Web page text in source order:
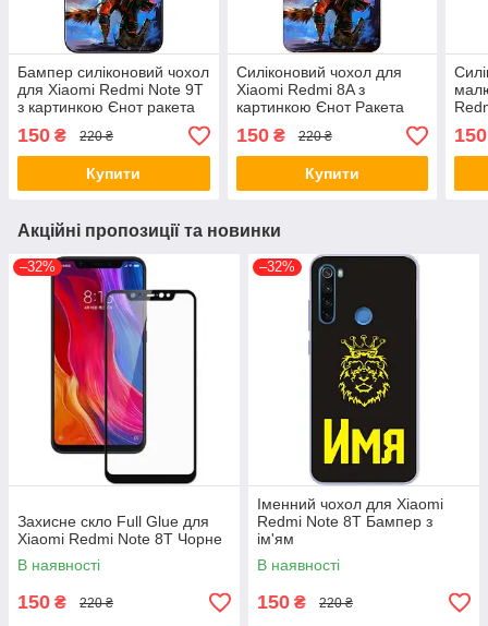
Бампер силіконовий чохол
для Xiaomi Redmi Note 9T
з картинкою Єнот ракета
150 ₴ 220 ₴
Купити
Силіконовий чохол для
Xiaomi Redmi 8A з
картинкою Єнот Ракета
150₴ 220 ₴
Купити
150
Акційні пропозиції та новинки
–32%
Захисне скло Full Glue для
Xiaomi Redmi Note 8T Чорне
В наявності
150 ₴ 220 ₴
–32%
Іменний чохол для Xiaomi
Redmi Note 8T Бампер з
ім'ям
В наявності
150 ₴ 220 ₴